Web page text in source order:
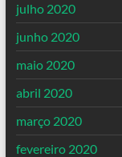
julho 2020
junho 2020
maio 2020
abril 2020
março 2020
fevereiro 2020